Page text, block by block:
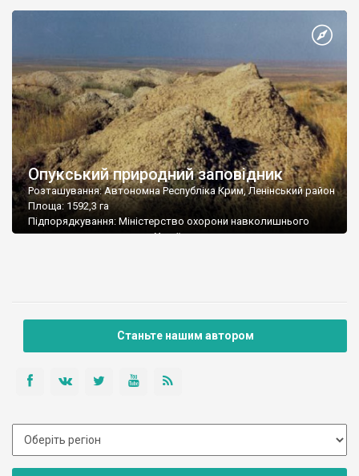
Опукський природний заповідник
Розташування: Автономна Республіка Крим, Ленінський район
Площа: 1592,3 га
Підпорядкування: Міністерство охорони навколишнього
природного середовища України
Станьте нашим автором